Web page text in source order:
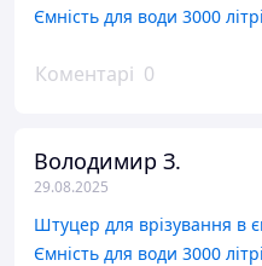
Коментарі 0
Володимир З.
29.08.2025